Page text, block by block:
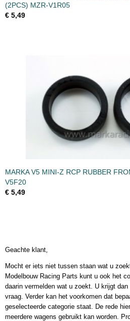
(2PCS) MZR-V1R05
€ 5,49
MARKA V5 MINI-Z RCP RUBBER
V5F20
€ 5,49
Geachte klant,
Mocht er iets niet tussen staan wat u
Modelbouw Racing Parts kunt u ook het
daarin vermelden wat u zoekt. U krijgt
vraag. Verder kan het voorkomen dat
geselecteerde categorie staat. De rede
meerdere wagens gebruikt kan worden.